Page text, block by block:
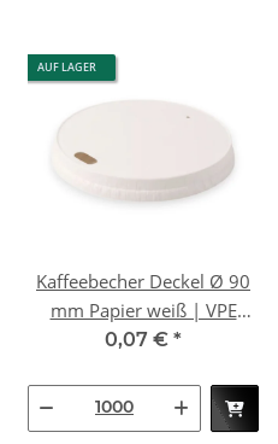
AUF LAGER
Kaffeebecher Deckel Ø 90
mm Papier weiß | VPE
1000
0,07 € *